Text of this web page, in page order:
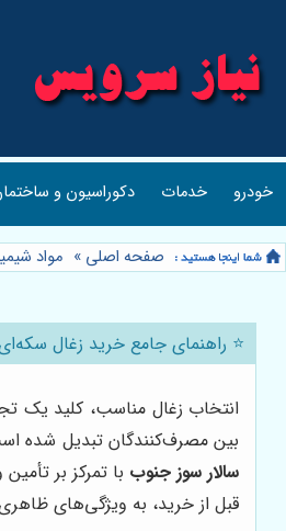
خودرو خدمات دکوراسیون و
صفحه اصلی » مواد
⭐️ راهنمای جامع خرید زغال
انتخاب زغال مناسب، کلید یک
بین مصرف‌کنندگان تبدیل شده
سالار سوز جنوب با تمرکز بر
قبل از خرید، به ویژگی‌های